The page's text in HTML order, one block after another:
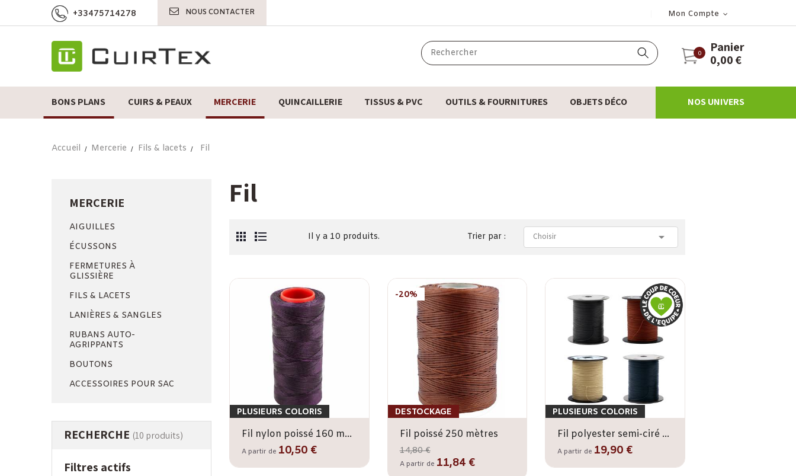
Mon Compte
+33475714278 NOUS CONTACTER
0
Panier
0,00 €
BONS PLANS CUIRS & PEAUX MERCERIE QUINCAILLERIE TISSUS & PVC OUTILS & FOURNITURES OBJETS DÉCO NOS UNIVERS
Accueil Mercerie Fils & lacets Fil
MERCERIE
AIGUILLES
ÉCUSSONS
FERMETURES À
GLISSIÈRE
FILS & LACETS
LANIÈRES & SANGLES
RUBANS AUTO-
AGRIPPANTS
BOUTONS
ACCESSOIRES POUR SAC
RECHERCHE (10 produits)
Filtres actifs
Fil
Il y a 10 produits. Trier par : Choisir 
PLUSIEURS COLORIS
Fil nylon poissé 160 mètres
A partir de 10,50 €
DESTOCKAGE
Fil poissé 250 mètres
14,80 €
-20%
A partir de 11,84 €
PLUSIEURS COLORIS
Fil polyester semi-ciré 1 mm
A partir de 19,90 €